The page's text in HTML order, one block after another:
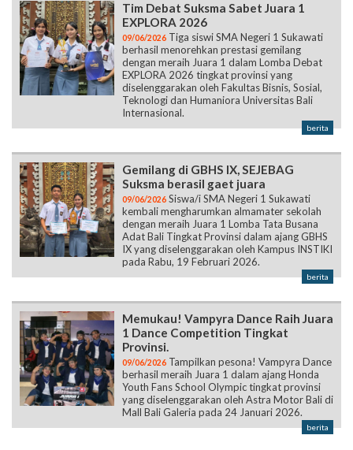
Tim Debat Suksma Sabet Juara 1
EXPLORA 2026
09/06/2026 Tiga siswi SMA Negeri 1 Sukawati
berhasil menorehkan prestasi gemilang
dengan meraih Juara 1 dalam Lomba Debat
EXPLORA 2026 tingkat provinsi yang
diselenggarakan oleh Fakultas Bisnis, Sosial,
Teknologi dan Humaniora Universitas Bali
Internasional.
berita
Gemilang di GBHS IX, SEJEBAG
Suksma berasil gaet juara
09/06/2026 Siswa/i SMA Negeri 1 Sukawati
kembali mengharumkan almamater sekolah
dengan meraih Juara 1 Lomba Tata Busana
Adat Bali Tingkat Provinsi dalam ajang GBHS
IX yang diselenggarakan oleh Kampus INSTIKI
pada Rabu, 19 Februari 2026.
berita
Memukau! Vampyra Dance Raih Juara
1 Dance Competition Tingkat
Provinsi.
09/06/2026 Tampilkan pesona! Vampyra Dance
berhasil meraih Juara 1 dalam ajang Honda
Youth Fans School Olympic tingkat provinsi
yang diselenggarakan oleh Astra Motor Bali di
Mall Bali Galeria pada 24 Januari 2026.
berita